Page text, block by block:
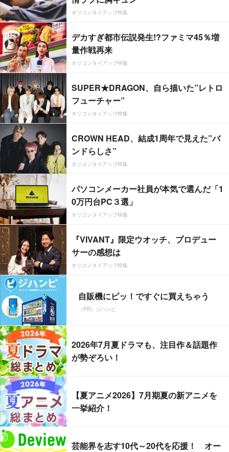
オリコンタイアップ特集
デカすぎ都市伝説発生!?ファミマ45％増
量作戦再来
オリコンタイアップ特集
SUPER★DRAGON、自ら描いた”レトロ
フューチャー”
オリコンタイアップ特集
CROWN HEAD、結成1周年で見えた”バ
ンドらしさ”
オリコンタイアップ特集
パソコンメーカー社員が本気で選んだ「1
0万円台PC３選」
オリコンタイアップ特集
『VIVANT』限定ウオッチ、プロデュー
サーの感想は
オリコンタイアップ特集
自販機にピッ！ですぐに買えちゃう
（PR）ジハンピ
2026年7月夏ドラマも、注目作＆話題作
が勢ぞろい！
【夏アニメ2026】7月期夏の新アニメを
一挙紹介！
芸能界を志す10代～20代を応援！ オー